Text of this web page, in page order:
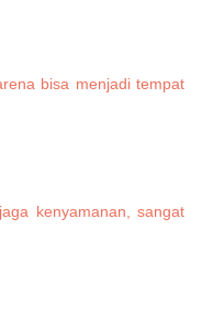
bisa menjadi tempat
kenyamanan, sangat